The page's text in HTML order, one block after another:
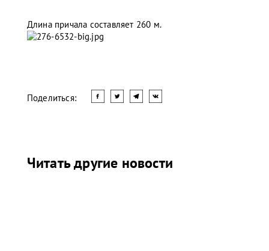
Длина причала составляет 260 м.
Поделиться:
Читать другие новости